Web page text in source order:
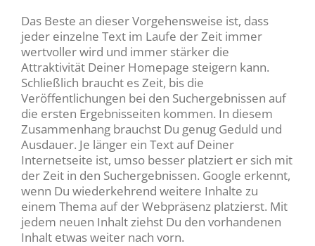
Das Beste an dieser Vorgehensweise ist, dass
jeder einzelne Text im Laufe der Zeit immer
wertvoller wird und immer stärker die
Attraktivität Deiner Homepage steigern kann.
Schließlich braucht es Zeit, bis die
Veröffentlichungen bei den Suchergebnissen auf
die ersten Ergebnisseiten kommen. In diesem
Zusammenhang brauchst Du genug Geduld und
Ausdauer. Je länger ein Text auf Deiner
Internetseite ist, umso besser platziert er sich mit
der Zeit in den Suchergebnissen. Google erkennt,
wenn Du wiederkehrend weitere Inhalte zu
einem Thema auf der Webpräsenz platzierst. Mit
jedem neuen Inhalt ziehst Du den vorhandenen
Inhalt etwas weiter nach vorn.